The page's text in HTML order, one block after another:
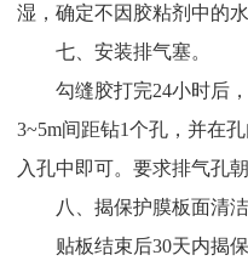
湿，确定不因胶粘剂中的
七、安装排气塞。
勾缝胶打完24小时后
3~5m间距钻1个孔，并在
入孔中即可。要求排气孔
八、揭保护膜板面清洁
贴板结束后30天内揭